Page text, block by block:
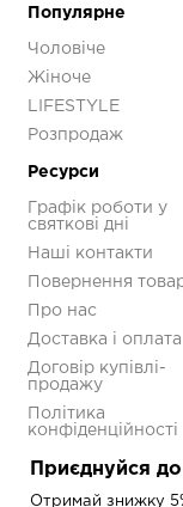
Колір
PROGRID OMNI 9
5 593 грн
Популярне
Чоловіче
Жіноче
LIFESTYLE
Розпродаж
Ресурси
Графік роботи у
святкові дні
Наші контакти
Повернення
Про нас
Доставка і оплата
Договір купівлі-
продажу
Політика
конфіденційності
Приєднуйся
Отримай знижку